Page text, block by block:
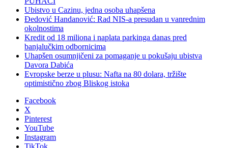
Ubistvo u Cazinu, jedna osoba uhapšena
Đedović Handanović: Rad NIS-a presudan u vanrednim
okolnostima
Kredit od 18 miliona i naplata parkinga danas pred
banjalučkim odbornicima
Uhapšen osumnjičeni za pomaganje u pokušaju ubistva
Davora Dabića
Evropske berze u plusu: Nafta na 80 dolara, tržište
optimistično zbog Bliskog istoka
Facebook
X
Pinterest
YouTube
Instagram
TikTok